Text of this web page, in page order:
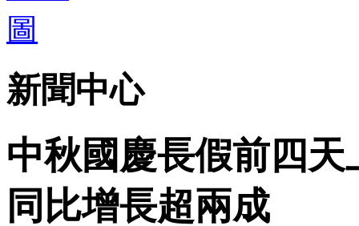
新聞中心
中秋國慶長假前四
同比增長超兩成